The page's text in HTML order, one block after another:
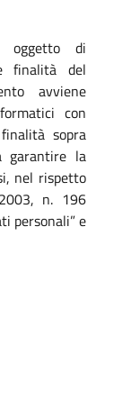
oggetto
di
finalità del
avviene
con
sopra
garantire la
nel rispetto
n. 196
personali” e